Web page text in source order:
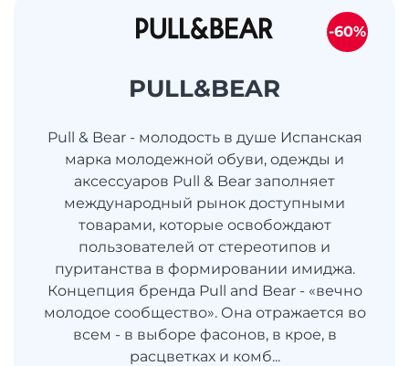
PULL&BEAR
Pull & Bear - молодость в душе Испанская
марка молодежной обуви, одежды и
аксессуаров Pull & Bear заполняет
международный рынок доступными
товарами, которые освобождают
пользователей от стереотипов и
пуританства в формировании имиджа.
Концепция бренда Pull and Bear - «вечно
молодое сообщество». Она отражается во
всем - в выборе фасонов, в крое, в
расцветках и комб...
-60%